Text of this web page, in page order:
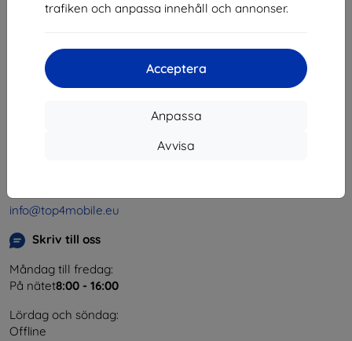
trafiken och anpassa innehåll och annonser.
Acceptera
Anpassa
Avvisa
Shield-SK s.r.o.
46701494
Momsregistreringsnummer:SK2023549671
info@top4mobile.eu
Skriv till oss
Måndag till fredag:
På nätet8:00 - 16:00
Lördag och söndag:
Offline